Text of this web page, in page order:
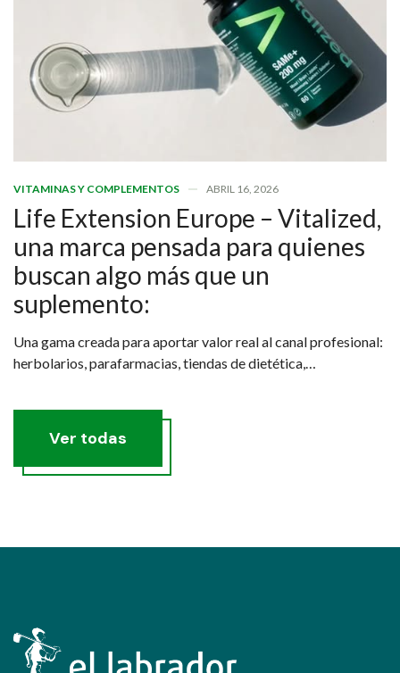
VITAMINAS Y COMPLEMENTOS ABRIL 16, 2026
Life Extension Europe – Vitalized,
una marca pensada para quienes
buscan algo más que un
suplemento:
Una gama creada para aportar valor real al canal profesional:
herbolarios, parafarmacias, tiendas de dietética,
productos con criterio.
Ver todas